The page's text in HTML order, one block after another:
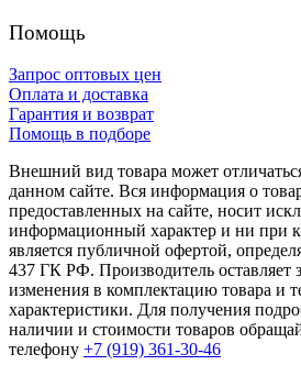
Помощь
Запрос оптовых цен
Оплата и доставка
Гарантия и возврат
Помощь в подборе
Внешний вид товара может
данном сайте. Вся информация о
предоставленных на сайте, носит
информационный характер и ни при
является публичной офертой,
437 ГК РФ. Производитель оставляет
изменения в комплектацию товара и
характеристики. Для получения
наличии и стоимости товаров
телефону +7 (919) 361-30-46